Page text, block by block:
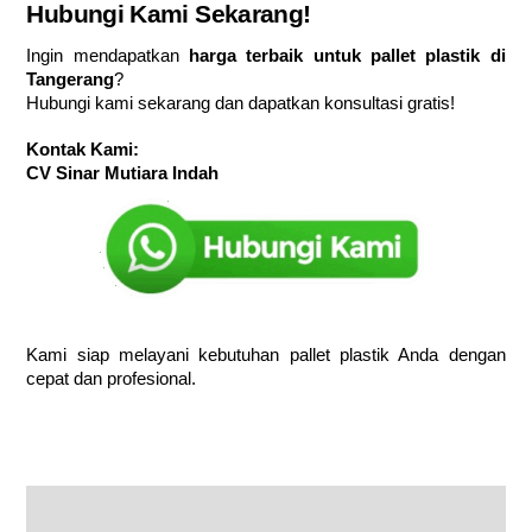
Hubungi Kami Sekarang!
Ingin mendapatkan harga terbaik untuk pallet plastik di
Tangerang?
Hubungi kami sekarang dan dapatkan konsultasi gratis!
Kontak Kami:
CV Sinar Mutiara Indah
Kami siap melayani kebutuhan pallet plastik Anda dengan
cepat dan profesional.